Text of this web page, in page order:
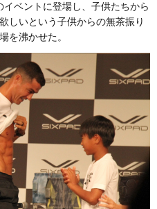
ベントに登場し、子供たちから
しいという子供からの無茶振り
を沸かせた。